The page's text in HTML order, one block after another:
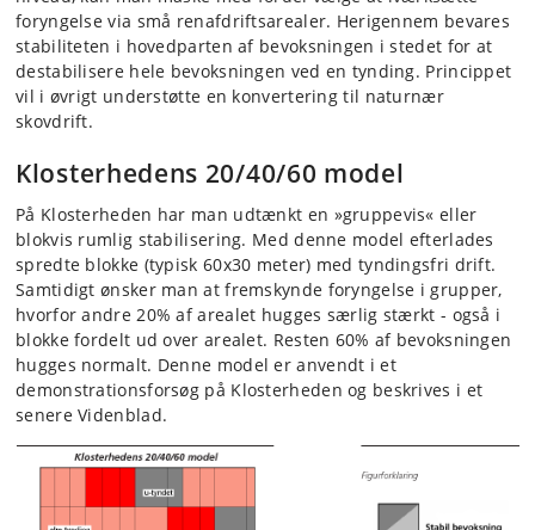
foryngelse via små renafdriftsarealer. Herigennem bevares
stabiliteten i hovedparten af bevoksningen i stedet for at
destabilisere hele bevoksningen ved en tynding. Princippet
vil i øvrigt understøtte en konvertering til naturnær
skovdrift.
Klosterhedens 20/40/60 model
På Klosterheden har man udtænkt en »gruppevis« eller
blokvis rumlig stabilisering. Med denne model efterlades
spredte blokke (typisk 60x30 meter) med tyndingsfri drift.
Samtidigt ønsker man at fremskynde foryngelse i grupper,
hvorfor andre 20% af arealet hugges særlig stærkt - også i
blokke fordelt ud over arealet. Resten 60% af bevoksningen
hugges normalt. Denne model er anvendt i et
demonstrationsforsøg på Klosterheden og beskrives i et
senere Videnblad.